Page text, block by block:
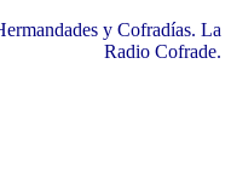
y Cofradías. La
Radio Cofrade.